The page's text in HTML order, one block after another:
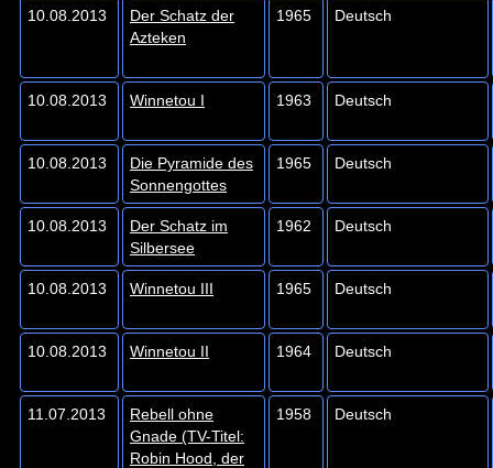
10.08.2013
Der Schatz der
Azteken
1965 Deutsch
10.08.2013 Winnetou I 1963 Deutsch
10.08.2013
Die Pyramide des
Sonnengottes
1965 Deutsch
10.08.2013
Der Schatz im
Silbersee
1962 Deutsch
10.08.2013 Winnetou III 1965 Deutsch
10.08.2013 Winnetou II 1964 Deutsch
11.07.2013
Rebell ohne
Gnade (TV-Titel:
Robin Hood, der
1958 Deutsch